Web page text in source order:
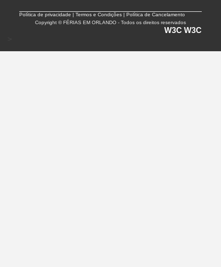
Política de privacidade |Termos e Condições | Política de Cancelamento
Copyright © FÉRIAS EM ORLANDO - Todos os direitos reservados
W3C W3C